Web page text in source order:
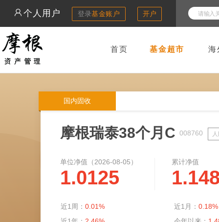
个人用户 登录基金账户 开户
首页 基金超市 海
国内固收
摩根瑞泰38个月C 008760
单位净值（2026-08-05）
1.0125
累计净值
近1周： 0.01% 近1月： 0.18%